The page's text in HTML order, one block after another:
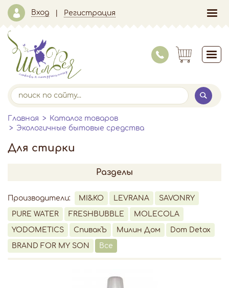
Вход Регистрация
Главная
Каталог товаров
Экологичные бытовые средства
Для стирки
Разделы
Производители: MI&KO LEVRANA SAVONRY
PURE WATER FRESHBUBBLE MOLECOLA
YODOMETICS СпивакЪ Милин Дом Dom Detox
BRAND FOR MY SON Все